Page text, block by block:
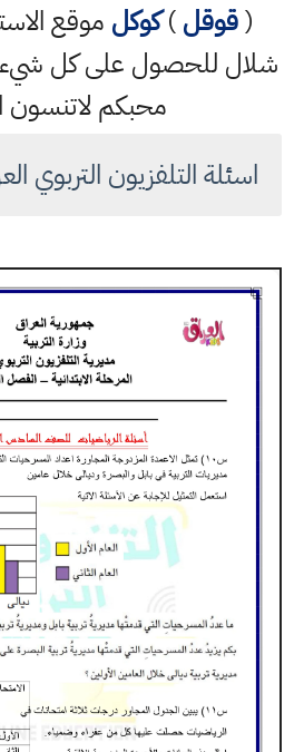
(قوقل)كوكل موقع
شلال للحصول على كل شيء
محبكم لاتنسون
اسئلة التلفزيون التربوي